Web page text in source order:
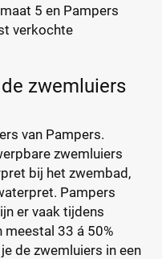
5 en Pampers
verkochte
zwemluiers
van Pampers.
zwemluiers
bij het zwembad,
Pampers
er vaak tijdens
33 á 50%
de zwemluiers in een